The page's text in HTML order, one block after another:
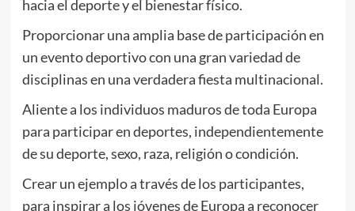
hacia el deporte y el bienestar físico.
Proporcionar una amplia base de participación en
un evento deportivo con una gran variedad de
disciplinas en una verdadera fiesta multinacional.
Aliente a los individuos maduros de toda Europa
para participar en deportes, independientemente
de su deporte, sexo, raza, religión o condición.
Crear un ejemplo a través de los participantes,
para inspirar a los jóvenes de Europa a reconocer